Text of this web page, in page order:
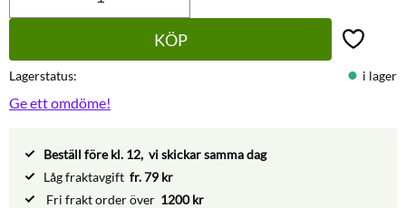
KÖP Lägg till
Lagerstatus i lager
Ge ett omdöme!
Beställ före kl. 12, vi skickar samma dag
Låg fraktavgift fr. 79 kr
Fri frakt order över 1200 kr